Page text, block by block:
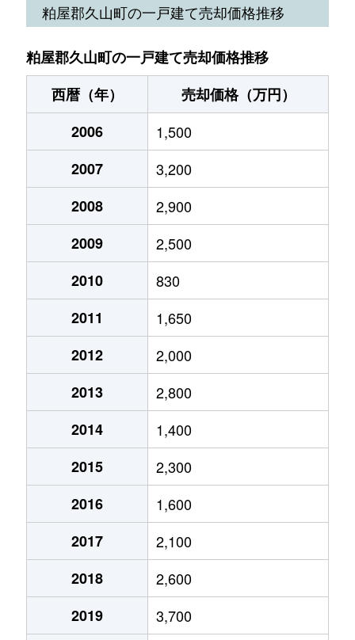
粕屋郡久山町の一戸建て売却価格推移
粕屋郡久山町の一戸建て売却価格推移
西暦（年）
売却価格（万円）
2006
1,500
2007
3,200
2008
2,900
2009
2,500
2010
830
2011
1,650
2012
2,000
2013
2,800
2014
1,400
2015
2,300
2016
1,600
2017
2,100
2018
2,600
2019
3,700